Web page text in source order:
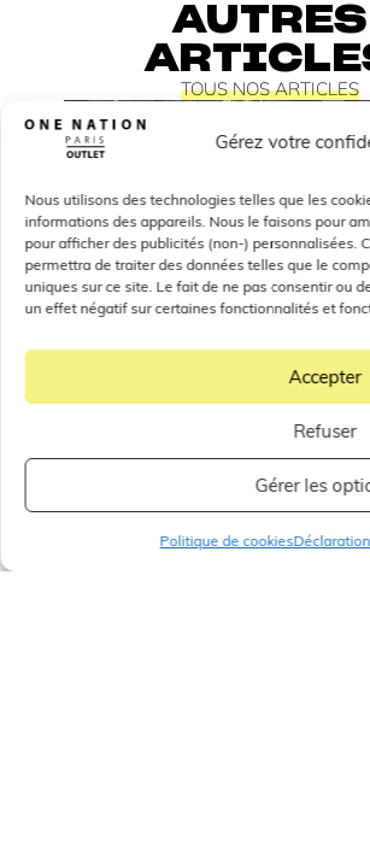
Gérez votre
Nous utilisons des technologies telles que les
informations des appareils. Nous le faisons pour
pour afficher des publicités (non-) personnalisées.
permettra de traiter des données telles que le
uniques sur ce site. Le fait de ne pas consentir ou
un effet négatif sur certaines fonctionnalités et
Accepter
Refuser
Gérer les
Politique de cookies
AUTRES
TOUS NOS ARTICLES